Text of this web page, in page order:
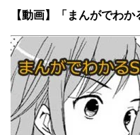
【動画】「まんがでわか